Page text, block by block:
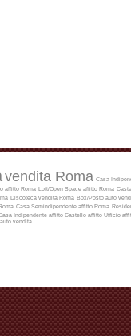
vendita Roma Casa
affitto Roma Loft/Open Space affitto Roma
Discoteca vendita Roma Box/Posto auto
Casa Semindipendente affitto Roma
Indipendente affitto Castello affitto Ufficio
vendita